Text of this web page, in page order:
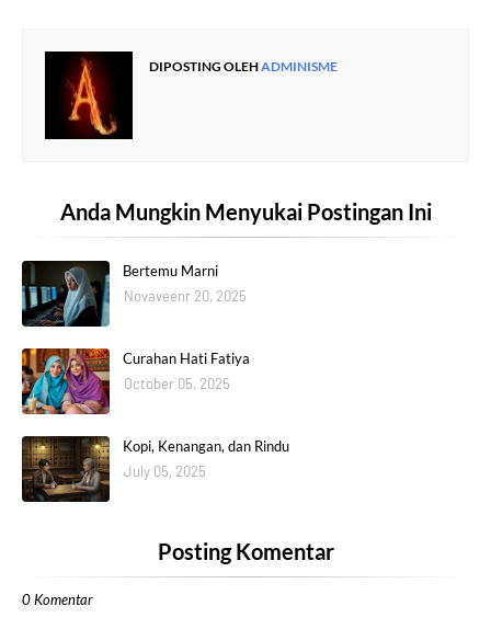
DIPOSTING OLEHADMINISME
Anda Mungkin Menyukai Postingan Ini
Bertemu Marni
Novaveenr 20, 2025
Curahan Hati Fatiya
October 05, 2025
Kopi, Kenangan, dan Rindu
July 05, 2025
Posting Komentar
0 Komentar